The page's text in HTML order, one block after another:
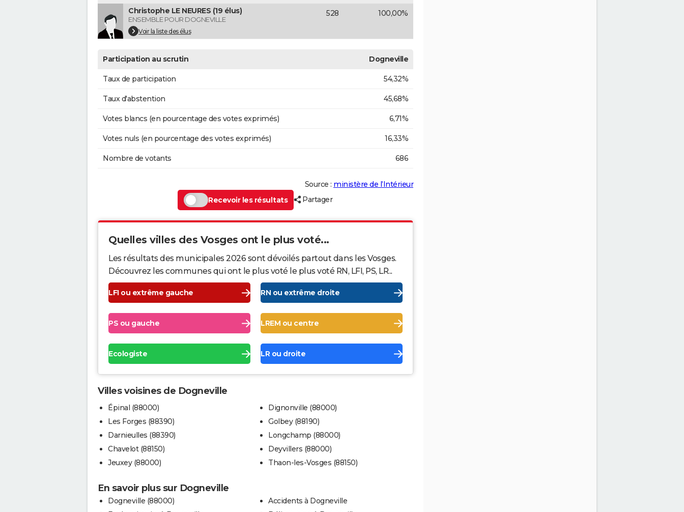
Christophe LE NEURES (19 élus)
ENSEMBLE POUR DOGNEVILLE
Voir la liste des élus
528 100,00%
Participation au scrutin Dogneville
Taux de participation 54,32%
Taux d'abstention 45,68%
Votes blancs (en pourcentage des votes exprimés) 6,71%
Votes nuls (en pourcentage des votes exprimés) 16,33%
Nombre de votants 686
Source : ministère de l’Intérieur
Recevoir les résultats
Partager
Quelles villes des Vosges ont le plus voté...
Les résultats des municipales 2026 sont dévoilés partout dans les Vosges.
Découvrez les communes qui ont le plus voté le plus voté RN, LFI, PS, LR...
LFI ou extrême gauche RN ou extrême droite
PS ou gauche LREM ou centre
Ecologiste LR ou droite
Villes voisines de Dogneville
Épinal (88000)
Les Forges (88390)
Darnieulles (88390)
Chavelot (88150)
Jeuxey (88000)
Dignonville (88000)
Golbey (88190)
Longchamp (88000)
Deyvillers (88000)
Thaon-les-Vosges (88150)
En savoir plus sur Dogneville
Dogneville (88000)
Accidents à Dogneville